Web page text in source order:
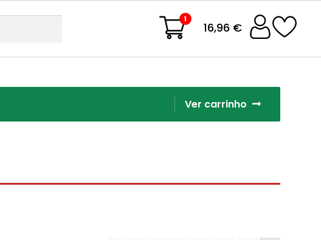
1
16,96 €
Ver carrinho